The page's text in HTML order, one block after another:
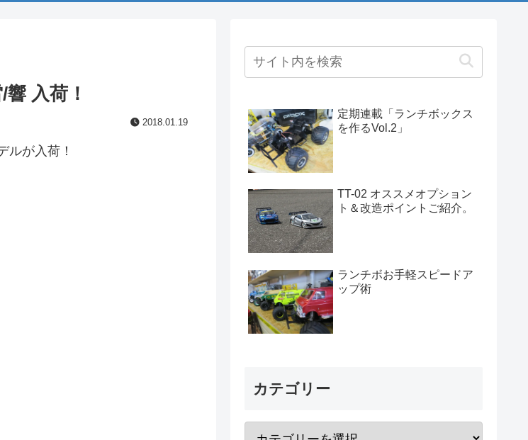
入荷！
2018.01.19
ルが入荷！
定期連載「ランチボックス
を作るVol.2」
TT-02 オススメオプション
ト＆改造ポイントご紹介。
ランチボお手軽スピードア
ップ術
カテゴリー